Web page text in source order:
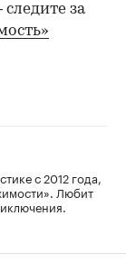
за
с 2012 года,
Любит